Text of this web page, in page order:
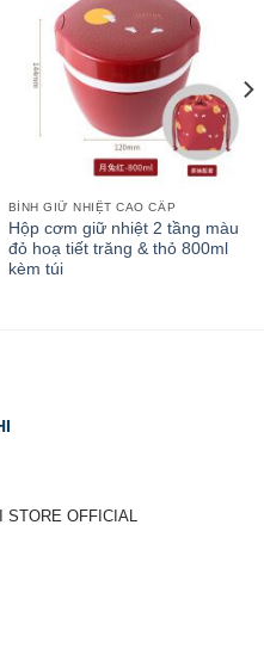
BÌNH GIỮ NHIỆT CAO CẤP
Hộp cơm giữ nhiệt 2 tầng màu
đỏ hoạ tiết trăng & thỏ 800ml
kèm túi
STORE OFFICIAL